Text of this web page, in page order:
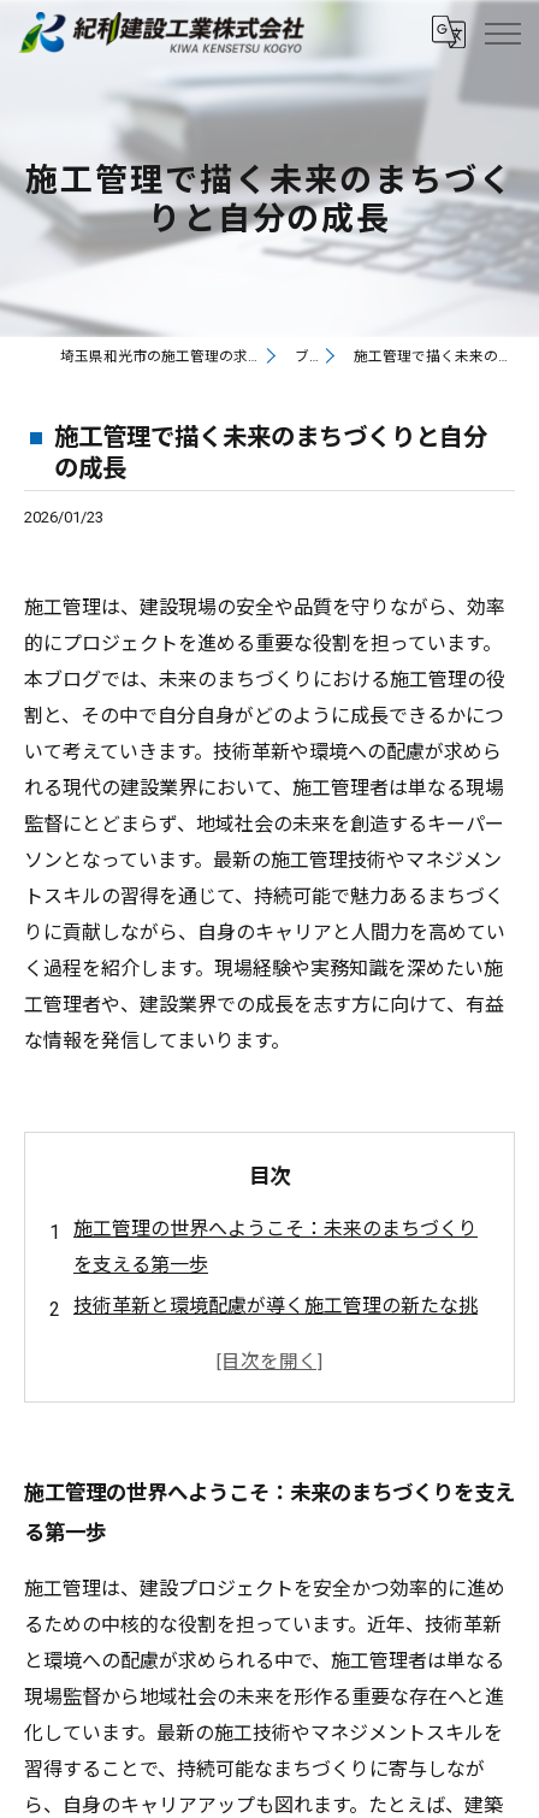
施工管理で描く未来のまちづく
りと自分の成長
埼玉県和光市の施工管理の求人なら紀和建設工業株式会社 ブログ 施工管理で描く未来のまちづくりと自分の成長
施工管理で描く未来のまちづくりと自分
の成長
2026/01/23
施工管理は、建設現場の安全や品質を守りながら、効率
的にプロジェクトを進める重要な役割を担っています。
本ブログでは、未来のまちづくりにおける施工管理の役
割と、その中で自分自身がどのように成長できるかにつ
いて考えていきます。技術革新や環境への配慮が求めら
れる現代の建設業界において、施工管理者は単なる現場
監督にとどまらず、地域社会の未来を創造するキーパー
ソンとなっています。最新の施工管理技術やマネジメン
トスキルの習得を通じて、持続可能で魅力あるまちづく
りに貢献しながら、自身のキャリアと人間力を高めてい
く過程を紹介します。現場経験や実務知識を深めたい施
工管理者や、建設業界での成長を志す方に向けて、有益
な情報を発信してまいります。
目次
施工管理の世界へようこそ：未来のまちづくり
を支える第一歩
技術革新と環境配慮が導く施工管理の新たな挑
自分自身の成長が地域社会の未来を切り拓く
施工管理者が描く理想のまちづくりとは？
キャリアと人間力を磨き、未来を創造する施工
管理の道
施工管理の世界へようこそ：未来のまちづくりを支え
る第一歩
施工管理は、建設プロジェクトを安全かつ効率的に進め
るための中核的な役割を担っています。近年、技術革新
と環境への配慮が求められる中で、施工管理者は単なる
現場監督から地域社会の未来を形作る重要な存在へと進
化しています。最新の施工技術やマネジメントスキルを
習得することで、持続可能なまちづくりに寄与しなが
ら、自身のキャリアアップも図れます。たとえば、建築